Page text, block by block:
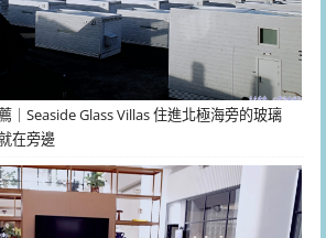
｜Seaside Glass Villas 住進北極海旁的玻璃
在旁邊